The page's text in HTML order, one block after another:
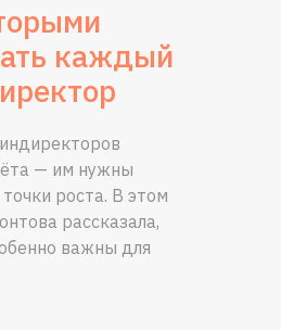
каждый
— им нужны
роста. В этом
рассказала,
важны для